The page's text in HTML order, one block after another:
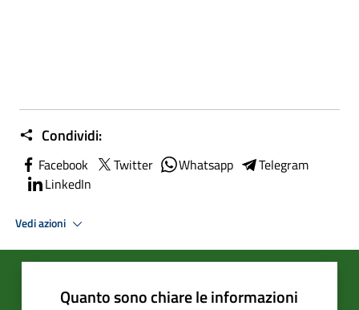
Condividi:
Facebook Twitter Whatsapp
Telegram
LinkedIn
Vedi azioni
Quanto sono chiare le informazioni